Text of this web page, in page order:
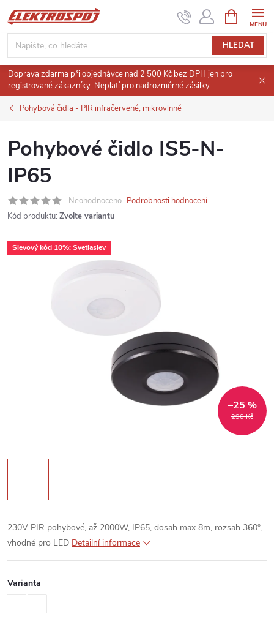
Přejít
na
obsah
HLEDAT
NÁKUPNÍ
KOŠÍK
Doprava zdarma při objednávce nad 2 500 Kč bez DPH jen pro
registrované zákazníky. Neplatí pro nadrozměrné zásilky.
Pohybová čidla - PIR infračervené, mikrovlnné
Pohybové čidlo IS5-N-
IP65
Neohodnoceno Podrobnosti hodnocení
Kód produktu: Zvolte variantu
Slevový kód 10%: Svetlaslev
290 Kč
–25 %
230V PIR pohybové, až 2000W, IP65, dosah max 8m, rozsah 360°,
vhodné pro LED Detailní informace
Varianta